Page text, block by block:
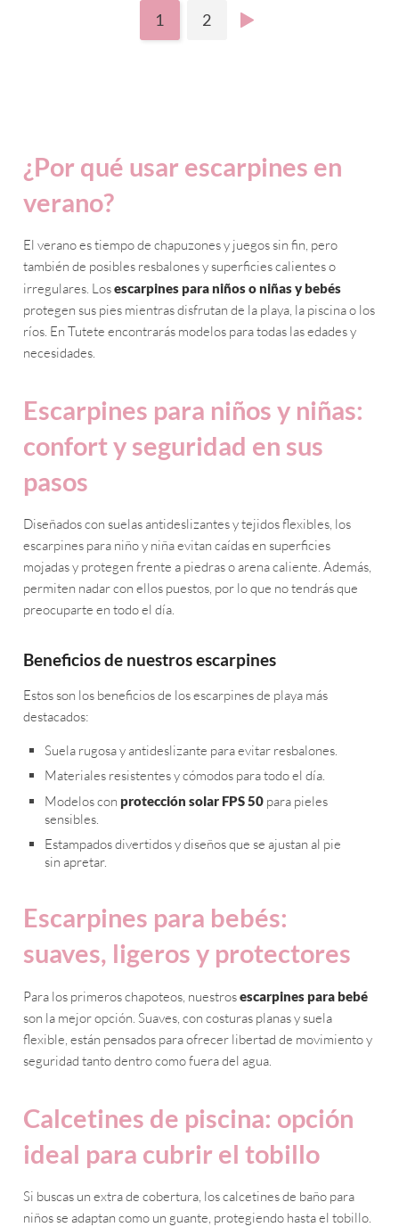
1 2
¿Por qué usar escarpines en
verano?
El verano es tiempo de chapuzones y juegos sin fin, pero
también de posibles resbalones y superficies calientes o
irregulares. Losescarpines para niños o niñas y bebés
protegen sus pies mientras disfrutan de la playa, la piscina o los
ríos. En Tutete encontrarás modelos para todas las edades y
necesidades.
Escarpines para niños y niñas:
confort y seguridad en sus
pasos
Diseñados con suelas antideslizantes y tejidos flexibles, los
escarpines para niño y niña evitan caídas en superficies
mojadas y protegen frente a piedras o arena caliente. Además,
permiten nadar con ellos puestos, por lo que no tendrás que
preocuparte en todo el día.
Beneficios de nuestros escarpines
Estos son los beneficios de los escarpines de playa más
destacados:
Suela rugosa y antideslizante para evitar resbalones.
Materiales resistentes y cómodos para todo el día.
Modelos con protección solar FPS 50 para pieles
sensibles.
Estampados divertidos y diseños que se ajustan al pie
sin apretar.
Escarpines para bebés:
suaves, ligeros y protectores
Para los primeros chapoteos, nuestrosescarpines para bebé
son la mejor opción. Suaves, con costuras planas y suela
flexible, están pensados para ofrecer libertad de movimiento y
seguridad tanto dentro como fuera del agua.
Calcetines de piscina: opción
ideal para cubrir el tobillo
Si buscas un extra de cobertura, los calcetines de baño para
niños se adaptan como un guante, protegiendo hasta el tobillo.